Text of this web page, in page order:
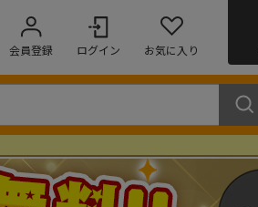
会員登録 ログイン お気に入り